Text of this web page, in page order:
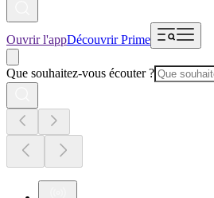
Ouvrir l'appDécouvrir Prime
Que souhaitez-vous écouter ?